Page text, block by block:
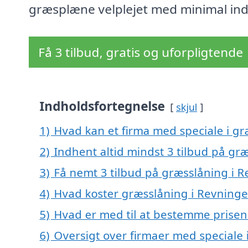
græsplæne velplejet med minimal
Få 3 tilbud, gratis og uforpligtende
Indholdsfortegnelse skjul
1) Hvad kan et firma med speciale i
2) Indhent altid mindst 3 tilbud på
3) Få nemt 3 tilbud på græsslåning i
4) Hvad koster græsslåning i
5) Hvad er med til at bestemme
6) Oversigt over firmaer med